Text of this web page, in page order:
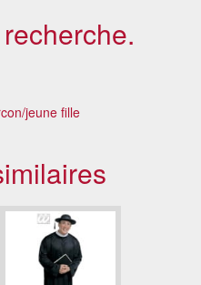
jeune fille